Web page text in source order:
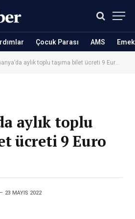
Çocuk Parası AMS
aylık toplu taşıma bilet ücreti 9 Euro olacak
aylık toplu
ücreti 9 Euro
23 MAYIS 2022